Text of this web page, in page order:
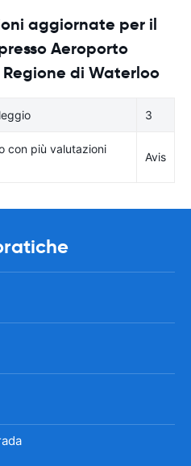
aggiornate per il
Aeroporto
di Waterloo
3
con più valutazioni
Avis